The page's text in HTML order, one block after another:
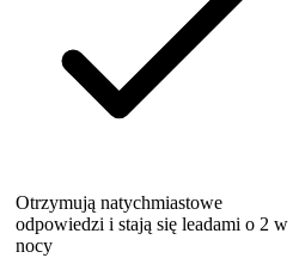
Otrzymują natychmiastowe
odpowiedzi i stają się leadami o 2 w
nocy